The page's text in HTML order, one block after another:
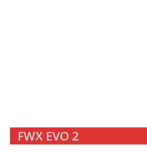
FWX EVO 2